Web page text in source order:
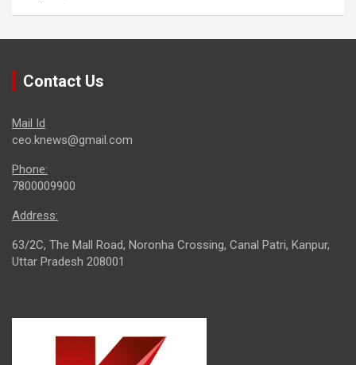
Contact Us
Mail Id
ceo.knews@gmail.com
Phone:
7800009900
Address:
63/2C, The Mall Road, Noronha Crossing, Canal Patri, Kanpur,
Uttar Pradesh 208001